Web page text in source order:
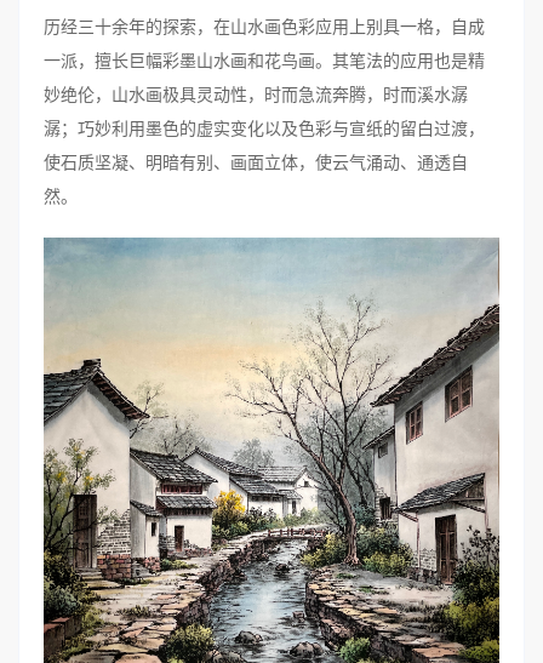
历经三十余年的探索，在山水画色彩应用上别具一格，自成
一派，擅长巨幅彩墨山水画和花鸟画。其笔法的应用也是精
妙绝伦，山水画极具灵动性，时而急流奔腾，时而溪水潺
潺；巧妙利用墨色的虚实变化以及色彩与宣纸的留白过渡，
使石质坚凝、明暗有别、画面立体，使云气涌动、通透自
然。